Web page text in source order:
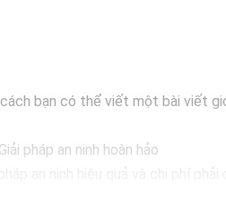
bạn có thể viết một bài viết
pháp an ninh hoàn hảo